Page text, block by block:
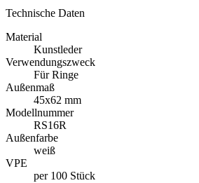
Technische Daten
Material
Kunstleder
Verwendungszweck
Für Ringe
Außenmaß
45x62 mm
Modellnummer
RS16R
Außenfarbe
weiß
VPE
per 100 Stück